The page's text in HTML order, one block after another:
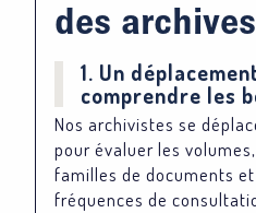
des archives
1. Un
comprendre les
Nos archivistes se
pour évaluer les
familles de documents
fréquences de